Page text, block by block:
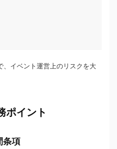
、イベント運営上のリスクを大
ポイント
条項